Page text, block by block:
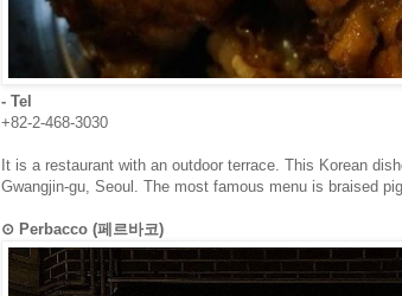
- Tel
+82-2-468-3030
It is a restaurant with an outdoor terrace. This Korean
Gwangjin-gu, Seoul. The most famous menu is braised
⊙ Perbacco (페르바코)